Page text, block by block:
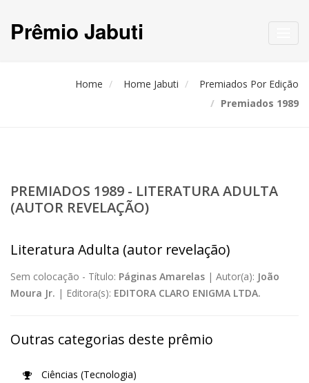
Prêmio Jabuti
Home Home Jabuti
Premiados Por Edição
Premiados 1989
PREMIADOS 1989 - LITERATURA ADULTA
(AUTOR REVELAÇÃO)
Literatura Adulta (autor revelação)
Sem colocação - Título: Páginas Amarelas | Autor(a): João
Moura Jr. | Editora(s): EDITORA CLARO ENIGMA LTDA.
Outras categorias deste prêmio
Ciências (Tecnologia)